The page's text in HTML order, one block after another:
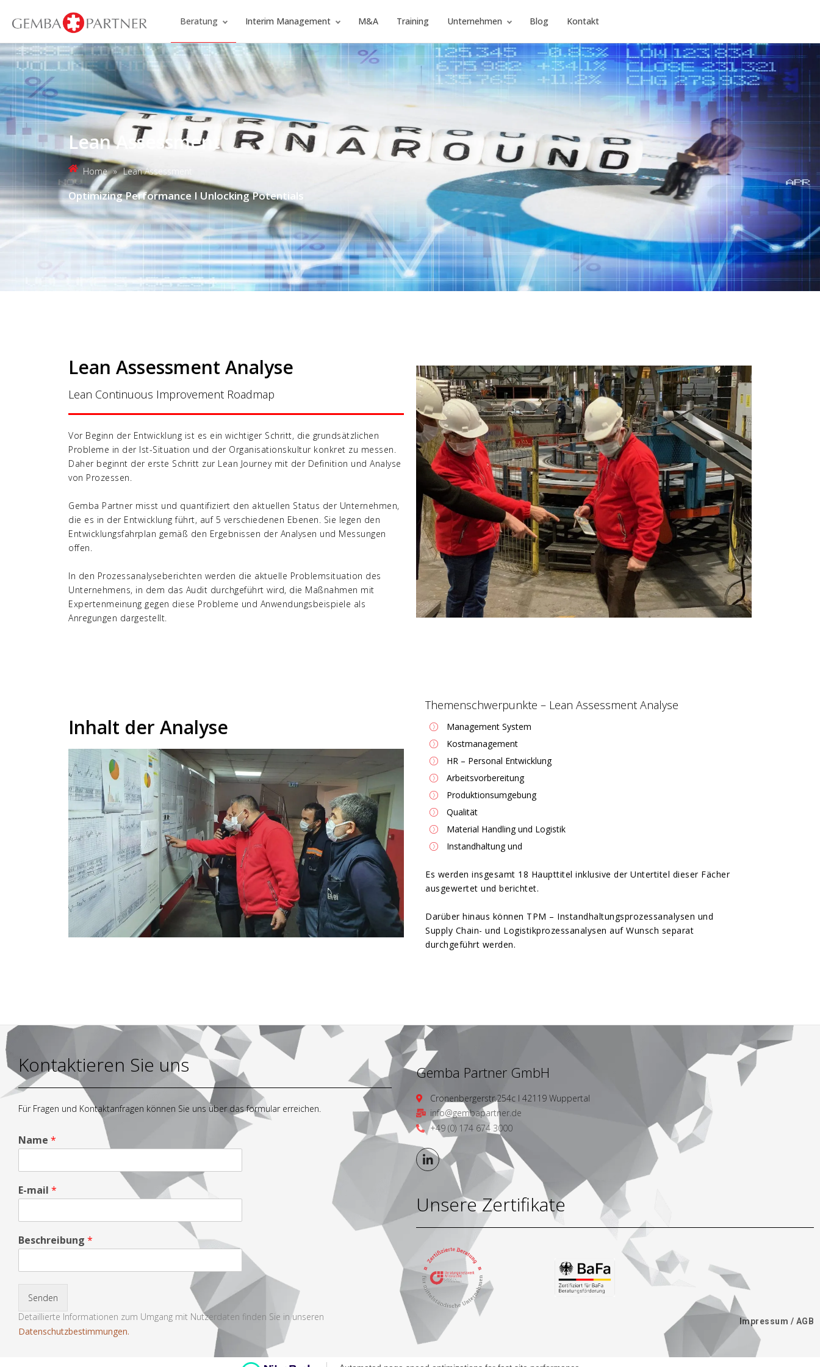
Beratung Interim Management M&A Training Unternehmen Blog Kontakt
Lean Assessment
Home » Lean Assessment
Optimizing Performance I Unlocking Potentials
Lean Assessment Analyse
Lean Continuous Improvement Roadmap
Vor Beginn der Entwicklung ist es ein wichtiger Schritt, die grundsätzlichen
Probleme in der Ist-Situation und der Organisationskultur konkret zu messen.
Daher beginnt der erste Schritt zur Lean Journey mit der Definition und Analyse
von Prozessen.
Gemba Partner misst und quantifiziert den aktuellen Status der Unternehmen,
die es in der Entwicklung führt, auf 5 verschiedenen Ebenen. Sie legen den
Entwicklungsfahrplan gemäß den Ergebnissen der Analysen und Messungen
offen.
In den Prozessanalyseberichten werden die aktuelle Problemsituation des
Unternehmens, in dem das Audit durchgeführt wird, die Maßnahmen mit
Expertenmeinung gegen diese Probleme und Anwendungsbeispiele als
Anregungen dargestellt.
Inhalt der Analyse
Themenschwerpunkte – Lean Assessment Analyse
Management System
Kostmanagement
HR – Personal Entwicklung
Arbeitsvorbereitung
Produktionsumgebung
Qualität
Material Handling und Logistik
Instandhaltung und
Es werden insgesamt 18 Haupttitel inklusive der Untertitel dieser Fächer
ausgewertet und berichtet.
Darüber hinaus können TPM – Instandhaltungsprozessanalysen und
Supply Chain- und Logistikprozessanalysen auf Wunsch separat
durchgeführt werden.
Kontaktieren Sie uns
Für Fragen und Kontaktanfragen können Sie uns über das formular erreichen.
Name *
E-mail *
Beschreibung *
Senden
Detaillierte Informationen zum Umgang mit Nutzerdaten finden Sie in unseren
Datenschutzbestimmungen.
Gemba Partner GmbH
Cronenbergerstr.254c I 42119 Wuppertal
info@gembapartner.de
+49 (0) 174 674 3000
Unsere Zertifikate
Impressum / AGB